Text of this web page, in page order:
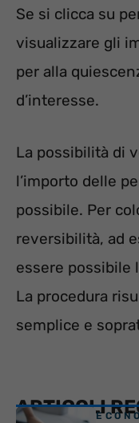
Se si clicca su
visualizzare gli
per alla
d’interesse.
La possibilità di
l’importo delle
possibile. Per
reversibilità, ad
essere possibile
La procedura
semplice e
ARTICOLI